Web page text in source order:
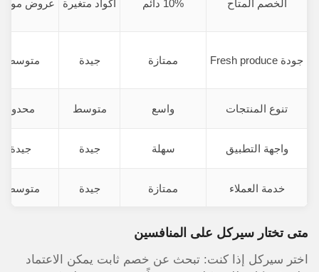
الخصم المتاح 10% دائم أكواد متغيرة عروض
جودة Fresh produce ممتازة جيدة متوسطة
تنوع المنتجات واسع متوسط محدود
واجهة التطبيق سهلة جيدة جيدة
خدمة العملاء ممتازة جيدة متوسطة
متى تختار سيركل على المنافسين
اختر سيركل إذا كنت: تبحث عن خصم ثابت يمكن الاعتماد